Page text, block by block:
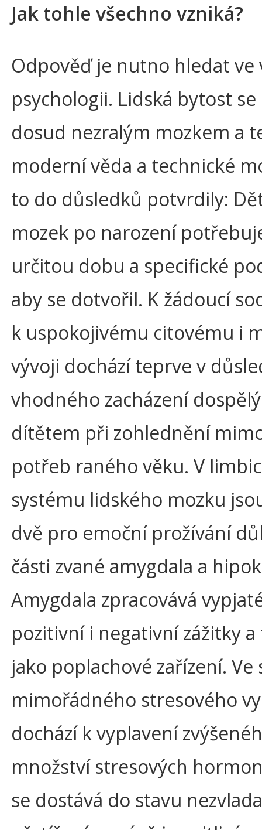
Jak tohle všechno vzniká?
Odpověď je nutno hledat ve
psychologii. Lidská bytost
dosud nezralým mozkem a
moderní věda a technické
to do důsledků potvrdily:
mozek po narození
určitou dobu a specifické
aby se dotvořil. K žádoucí
k uspokojivému citovému i
vývoji dochází teprve v
vhodného zacházení
dítětem při zohlednění
potřeb raného věku. V
systému lidského mozku
dvě pro emoční prožívání
části zvané amygdala a
Amygdala zpracovává
pozitivní i negativní zážitky
jako poplachové zařízení. Ve
mimořádného stresového
dochází k vyplavení
množství stresových
se dostává do stavu